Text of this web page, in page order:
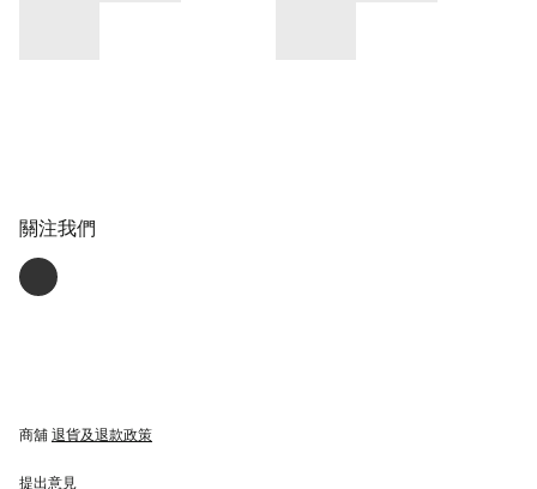
關注我們
商舖 退貨及退款政策
提出意見